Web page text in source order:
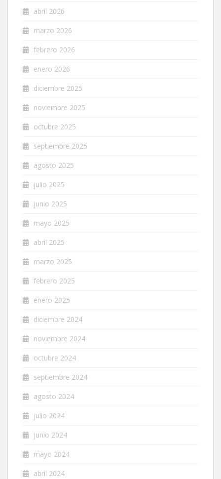
abril 2026
marzo 2026
febrero 2026
enero 2026
diciembre 2025
noviembre 2025
octubre 2025
septiembre 2025
agosto 2025
julio 2025
junio 2025
mayo 2025
abril 2025
marzo 2025
febrero 2025
enero 2025
diciembre 2024
noviembre 2024
octubre 2024
septiembre 2024
agosto 2024
julio 2024
junio 2024
mayo 2024
abril 2024